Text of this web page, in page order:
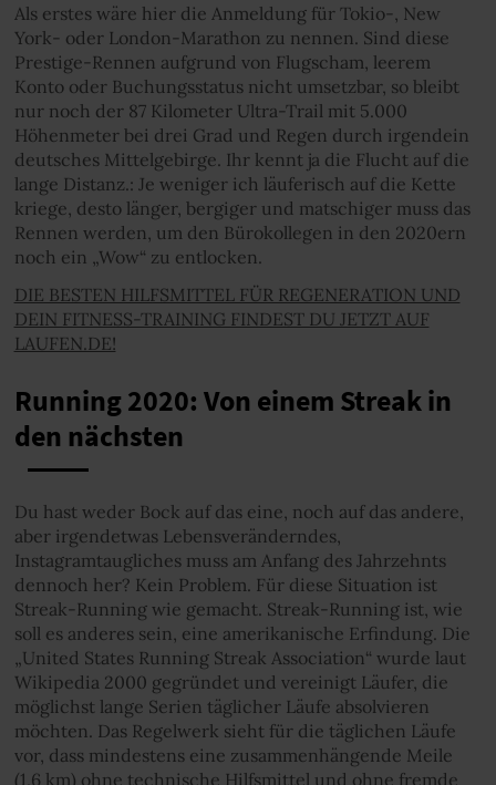
Als erstes wäre hier die Anmeldung für Tokio-, New
York- oder London-Marathon zu nennen. Sind diese
Prestige-Rennen aufgrund von Flugscham, leerem
Konto oder Buchungsstatus nicht umsetzbar, so bleibt
nur noch der 87 Kilometer Ultra-Trail mit 5.000
Höhenmeter bei drei Grad und Regen durch irgendein
deutsches Mittelgebirge. Ihr kennt ja die Flucht auf die
lange Distanz.: Je weniger ich läuferisch auf die Kette
kriege, desto länger, bergiger und matschiger muss das
Rennen werden, um den Bürokollegen in den 2020ern
noch ein „Wow“ zu entlocken.
DIE BESTEN HILFSMITTEL FÜR REGENERATION UND
DEIN FITNESS-TRAINING FINDEST DU JETZT AUF
LAUFEN.DE!
Running 2020: Von einem Streak in
den nächsten
Du hast weder Bock auf das eine, noch auf das andere,
aber irgendetwas Lebensveränderndes,
Instagramtaugliches muss am Anfang des Jahrzehnts
dennoch her? Kein Problem. Für diese Situation ist
Streak-Running wie gemacht. Streak-Running ist, wie
soll es anderes sein, eine amerikanische Erfindung. Die
„United States Running Streak Association“ wurde laut
Wikipedia 2000 gegründet und vereinigt Läufer, die
möglichst lange Serien täglicher Läufe absolvieren
möchten. Das Regelwerk sieht für die täglichen Läufe
vor, dass mindestens eine zusammenhängende Meile
(1,6 km) ohne technische Hilfsmittel und ohne fremde